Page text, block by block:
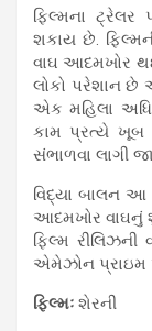
ફિલ્મના ટ્રેલર
શકાય છે.
વાઘ આદમખોર
લોકો પરેશાન છે
એક મહિલા
કામ પ્રત્યે ખૂબ
સંભાળવા લાગી
વિદ્યા બાલન આ
આદમખોર વાઘનું
ફિલ્મ રીલિઝની
એમેઝોન પ્રાઇમ
ફિલ્મઃ શેરની